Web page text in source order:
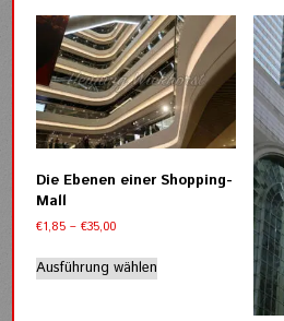
mehrere
Varianten
auf.
Die
Optionen
können
auf
Produktseite
Die Ebenen einer Shopping-
Mall
€1,85 –€35,00Preisspanne:
bis
€35,00
Ausführung wählen